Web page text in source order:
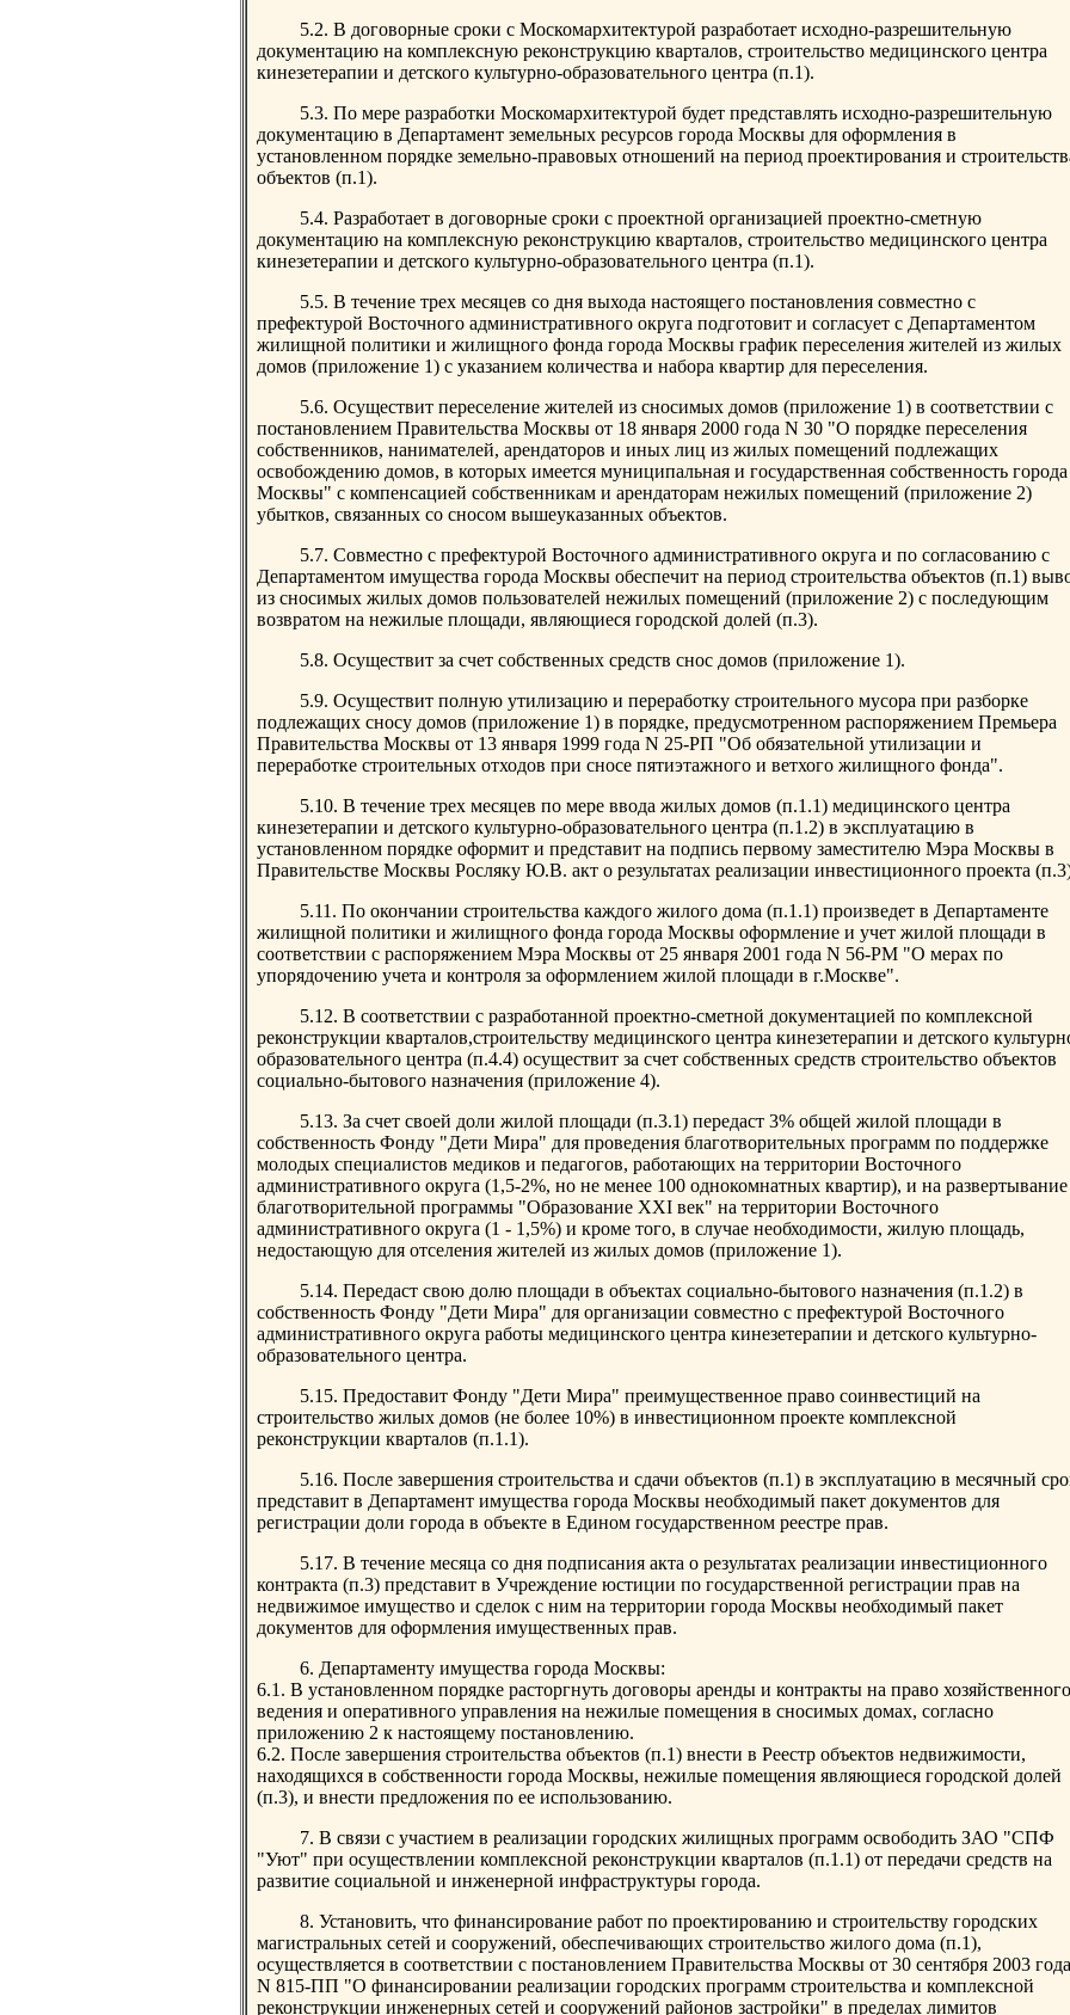
5.2. В договорные сроки с Москомархитектурой разработает исходно-разрешительную
документацию на комплексную реконструкцию кварталов, строительство медицинского центра
кинезетерапии и детского культурно-образовательного центра (п.1).
5.3. По мере разработки Москомархитектурой будет представлять исходно-разрешительную
документацию в Департамент земельных ресурсов города Москвы для оформления в
установленном порядке земельно-правовых отношений на период проектирования и
объектов (п.1).
5.4. Разработает в договорные сроки с проектной организацией проектно-сметную
документацию на комплексную реконструкцию кварталов, строительство медицинского центра
кинезетерапии и детского культурно-образовательного центра (п.1).
5.5. В течение трех месяцев со дня выхода настоящего постановления совместно с
префектурой Восточного административного округа подготовит и согласует с Департаментом
жилищной политики и жилищного фонда города Москвы график переселения жителей из жилых
домов (приложение 1) с указанием количества и набора квартир для переселения.
5.6. Осуществит переселение жителей из сносимых домов (приложение 1) в соответствии с
постановлением Правительства Москвы от 18 января 2000 года N 30 "О порядке переселения
собственников, нанимателей, арендаторов и иных лиц из жилых помещений подлежащих
освобождению домов, в которых имеется муниципальная и государственная собственность города
Москвы" с компенсацией собственникам и арендаторам нежилых помещений (приложение 2)
убытков, связанных со сносом вышеуказанных объектов.
5.7. Совместно с префектурой Восточного административного округа и по согласованию с
Департаментом имущества города Москвы обеспечит на период строительства объектов (п.1)
из сносимых жилых домов пользователей нежилых помещений (приложение 2) с последующим
возвратом на нежилые площади, являющиеся городской долей (п.3).
5.8. Осуществит за счет собственных средств снос домов (приложение 1).
5.9. Осуществит полную утилизацию и переработку строительного мусора при разборке
подлежащих сносу домов (приложение 1) в порядке, предусмотренном распоряжением Премьера
Правительства Москвы от 13 января 1999 года N 25-РП "Об обязательной утилизации и
переработке строительных отходов при сносе пятиэтажного и ветхого жилищного фонда".
5.10. В течение трех месяцев по мере ввода жилых домов (п.1.1) медицинского центра
кинезетерапии и детского культурно-образовательного центра (п.1.2) в эксплуатацию в
установленном порядке оформит и представит на подпись первому заместителю Мэра Москвы в
Правительстве Москвы Росляку Ю.В. акт о результатах реализации инвестиционного проекта
5.11. По окончании строительства каждого жилого дома (п.1.1) произведет в Департаменте
жилищной политики и жилищного фонда города Москвы оформление и учет жилой площади в
соответствии с распоряжением Мэра Москвы от 25 января 2001 года N 56-РМ "О мерах по
упорядочению учета и контроля за оформлением жилой площади в г.Москве".
5.12. В соответствии с разработанной проектно-сметной документацией по комплексной
реконструкции кварталов,строительству медицинского центра кинезетерапии и детского
образовательного центра (п.4.4) осуществит за счет собственных средств строительство объектов
социально-бытового назначения (приложение 4).
5.13. За счет своей доли жилой площади (п.3.1) передаст 3% общей жилой площади в
собственность Фонду "Дети Мира" для проведения благотворительных программ по поддержке
молодых специалистов медиков и педагогов, работающих на территории Восточного
административного округа (1,5-2%, но не менее 100 однокомнатных квартир), и на развертывание
благотворительной программы "Образование XXI век" на территории Восточного
административного округа (1 - 1,5%) и кроме того, в случае необходимости, жилую площадь,
недостающую для отселения жителей из жилых домов (приложение 1).
5.14. Передаст свою долю площади в объектах социально-бытового назначения (п.1.2) в
собственность Фонду "Дети Мира" для организации совместно с префектурой Восточного
административного округа работы медицинского центра кинезетерапии и детского культурно-
образовательного центра.
5.15. Предоставит Фонду "Дети Мира" преимущественное право соинвестиций на
строительство жилых домов (не более 10%) в инвестиционном проекте комплексной
реконструкции кварталов (п.1.1).
5.16. После завершения строительства и сдачи объектов (п.1) в эксплуатацию в месячный
представит в Департамент имущества города Москвы необходимый пакет документов для
регистрации доли города в объекте в Едином государственном реестре прав.
5.17. В течение месяца со дня подписания акта о результатах реализации инвестиционного
контракта (п.3) представит в Учреждение юстиции по государственной регистрации прав на
недвижимое имущество и сделок с ним на территории города Москвы необходимый пакет
документов для оформления имущественных прав.
6. Департаменту имущества города Москвы:
6.1. В установленном порядке расторгнуть договоры аренды и контракты на право хозяйственного
ведения и оперативного управления на нежилые помещения в сносимых домах, согласно
приложению 2 к настоящему постановлению.
6.2. После завершения строительства объектов (п.1) внести в Реестр объектов недвижимости,
находящихся в собственности города Москвы, нежилые помещения являющиеся городской долей
(п.3), и внести предложения по ее использованию.
7. В связи с участием в реализации городских жилищных программ освободить ЗАО "СПФ
"Уют" при осуществлении комплексной реконструкции кварталов (п.1.1) от передачи средств на
развитие социальной и инженерной инфраструктуры города.
8. Установить, что финансирование работ по проектированию и строительству городских
магистральных сетей и сооружений, обеспечивающих строительство жилого дома (п.1),
осуществляется в соответствии с постановлением Правительства Москвы от 30 сентября 2003 года
N 815-ПП "О финансировании реализации городских программ строительства и комплексной
реконструкции инженерных сетей и сооружений районов застройки" в пределах лимитов